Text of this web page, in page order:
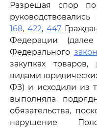
Разрешая спор
168, 422, 447
Федерации
Федерального
закупках
видами
ФЗ) и исходили из
выполняла
обязательства,
нарушение